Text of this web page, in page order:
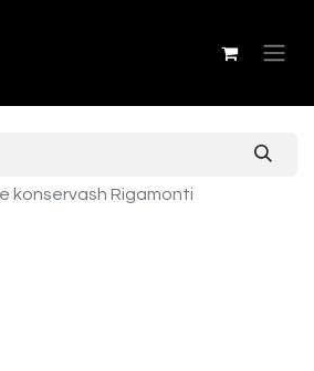
konservash Rigamonti